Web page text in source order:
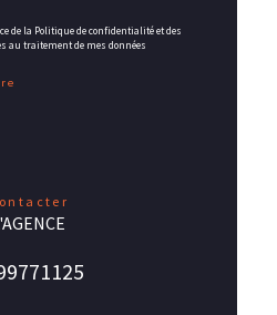
de la Politique de confidentialité et des
au traitement de mes données
contacter